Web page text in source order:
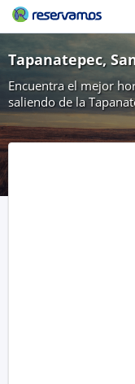
Tapanatepec,
Encuentra el mejor
saliendo de la